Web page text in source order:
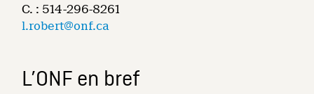
C. : 514-296-8261
l.robert@onf.ca
L’ONF en bref